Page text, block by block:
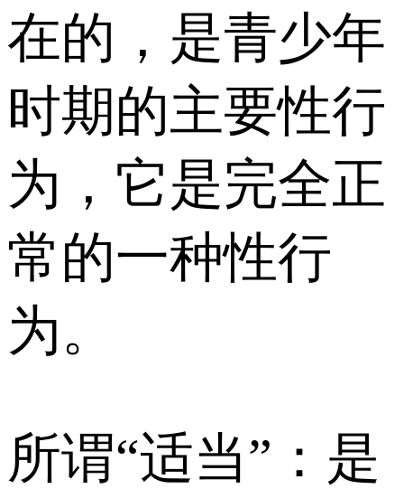
在的，是青少年
时期的主要性行
为，它是完全正
常的一种性行
为。
所谓“适当”：是